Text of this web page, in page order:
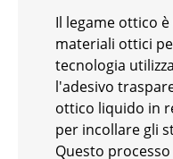
Il legame ottico
materiali ottici
tecnologia
l'adesivo
ottico liquido in
per incollare gli
Questo